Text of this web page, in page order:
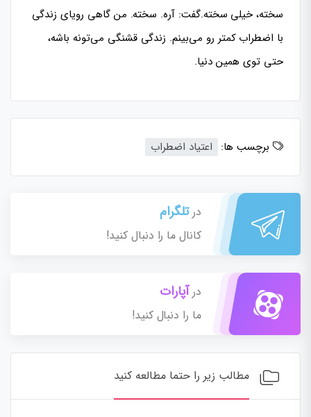
سخته، خیلی سخته.گفت: آره. سخته. من گاهی رویای زندگی
با اضطراب کمتر رو می‌بینم. زندگی قشنگی می‌تونه باشه،
حتی توی همین دنیا.
برچسب ها: اعتیاد اضطراب
درتلگرام
کانال ما را دنبال کنید!
درآپارات
ما را دنبال کنید!
مطالب زیر را حتما مطالعه کنید